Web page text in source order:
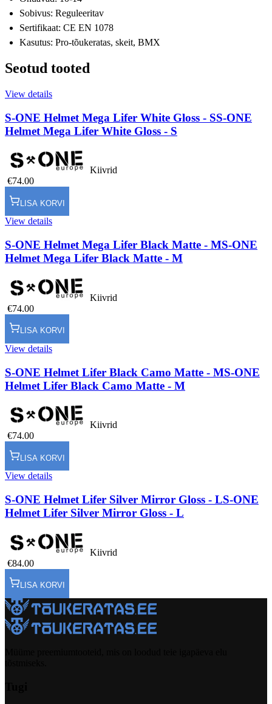
Sobivus: Reguleeritav
Sertifikaat: CE EN 1078
Kasutus: Pro-tõukeratas, skeit, BMX
Seotud tooted
View details
S-ONE Helmet Mega Lifer White Gloss - SS-ONE
Helmet Mega Lifer White Gloss - S
Kiivrid
€74.00
LISA KORVI
View details
S-ONE Helmet Mega Lifer Black Matte - MS-ONE
Helmet Mega Lifer Black Matte - M
Kiivrid
€74.00
LISA KORVI
View details
S-ONE Helmet Lifer Black Camo Matte - MS-ONE
Helmet Lifer Black Camo Matte - M
Kiivrid
€74.00
LISA KORVI
View details
S-ONE Helmet Lifer Silver Mirror Gloss - LS-ONE
Helmet Lifer Silver Mirror Gloss - L
Kiivrid
€84.00
LISA KORVI